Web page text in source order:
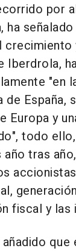
por
ha
crecimiento
Iberdrola,
"en
España,
Europa y
todo
tras
fiscal y las
que